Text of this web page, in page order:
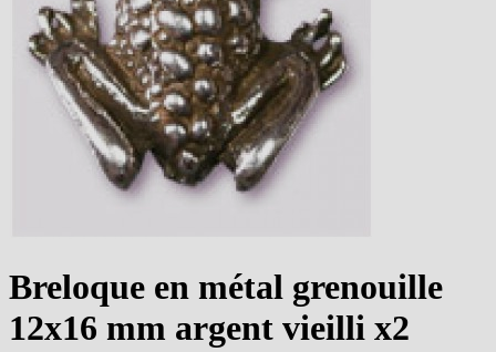
Breloque en métal grenouille
12x16 mm argent vieilli x2